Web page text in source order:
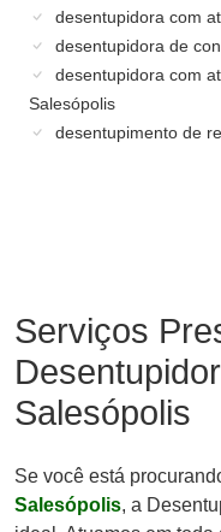
desentupidora com
desentupidora de
desentupidora com
Salesópolis
desentupimento de
Serviços
Salesópolis
Se você está
Salesópolis, a